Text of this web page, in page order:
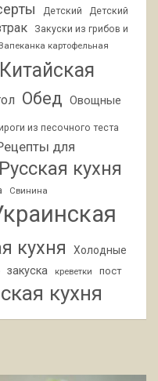
Детский
Детский
Закуски из грибов и
картофельная
Китайская
Обед Овощные
из песочного теста
для
Русская кухня
Свинина
кухня
Холодные
закуска креветки пост
кухня